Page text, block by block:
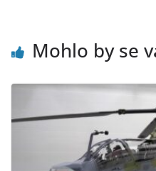
Mohlo by se